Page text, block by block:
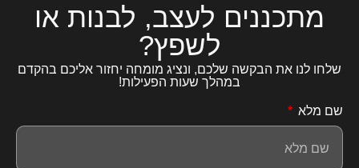
מתכננים לעצב, לבנות או
לשפץ?
שלחו לנו את הבקשה שלכם, ונציג מומחה יחזור אליכם בהקדם
במהלך שעות הפעילות!
שם מלא